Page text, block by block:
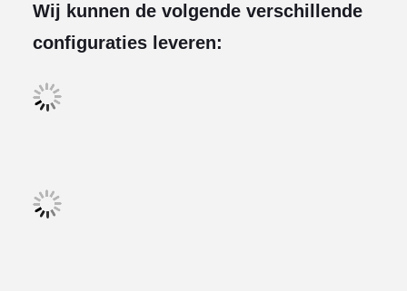
Wij kunnen de volgende verschillende
configuraties leveren: